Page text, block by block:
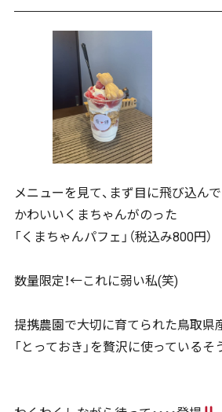
メニューを見て、まず目に飛び込ん
かわいいくまちゃんがのった
「くまちゃんパフェ」（税込み800円）
数量限定！←これに弱い私(笑)
提携農園で大切に育てられた鳥取県
「とっておき」を贅沢に使っているそ